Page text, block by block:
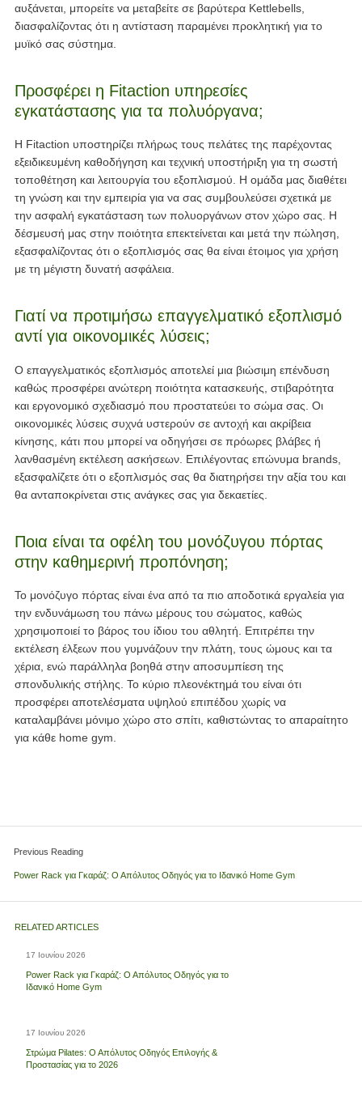
αυξάνεται, μπορείτε να μεταβείτε σε βαρύτερα Kettlebells,
διασφαλίζοντας ότι η αντίσταση παραμένει προκλητική για το
μυϊκό σας σύστημα.
Προσφέρει η Fitaction υπηρεσίες
εγκατάστασης για τα πολυόργανα;
Η Fitaction υποστηρίζει πλήρως τους πελάτες της παρέχοντας
εξειδικευμένη καθοδήγηση και τεχνική υποστήριξη για τη σωστή
τοποθέτηση και λειτουργία του εξοπλισμού. Η ομάδα μας διαθέτει
τη γνώση και την εμπειρία για να σας συμβουλεύσει σχετικά με
την ασφαλή εγκατάσταση των πολυοργάνων στον χώρο σας. Η
δέσμευσή μας στην ποιότητα επεκτείνεται και μετά την πώληση,
εξασφαλίζοντας ότι ο εξοπλισμός σας θα είναι έτοιμος για χρήση
με τη μέγιστη δυνατή ασφάλεια.
Γιατί να προτιμήσω επαγγελματικό εξοπλισμό
αντί για οικονομικές λύσεις;
Ο επαγγελματικός εξοπλισμός αποτελεί μια βιώσιμη επένδυση
καθώς προσφέρει ανώτερη ποιότητα κατασκευής, στιβαρότητα
και εργονομικό σχεδιασμό που προστατεύει το σώμα σας. Οι
οικονομικές λύσεις συχνά υστερούν σε αντοχή και ακρίβεια
κίνησης, κάτι που μπορεί να οδηγήσει σε πρόωρες βλάβες ή
λανθασμένη εκτέλεση ασκήσεων. Επιλέγοντας επώνυμα brands,
εξασφαλίζετε ότι ο εξοπλισμός σας θα διατηρήσει την αξία του και
θα ανταποκρίνεται στις ανάγκες σας για δεκαετίες.
Ποια είναι τα οφέλη του μονόζυγου πόρτας
στην καθημερινή προπόνηση;
Το μονόζυγο πόρτας είναι ένα από τα πιο αποδοτικά εργαλεία για
την ενδυνάμωση του πάνω μέρους του σώματος, καθώς
χρησιμοποιεί το βάρος του ίδιου του αθλητή. Επιτρέπει την
εκτέλεση έλξεων που γυμνάζουν την πλάτη, τους ώμους και τα
χέρια, ενώ παράλληλα βοηθά στην αποσυμπίεση της
σπονδυλικής στήλης. Το κύριο πλεονέκτημά του είναι ότι
προσφέρει αποτελέσματα υψηλού επιπέδου χωρίς να
καταλαμβάνει μόνιμο χώρο στο σπίτι, καθιστώντας το απαραίτητο
για κάθε home gym.
Previous Reading
Power Rack για Γκαράζ: Ο Απόλυτος Οδηγός για το Ιδανικό Home Gym
RELATED ARTICLES
17 Ιουνίου 2026
Power Rack για Γκαράζ: Ο Απόλυτος Οδηγός για το
Ιδανικό Home Gym
17 Ιουνίου 2026
Στρώμα Pilates: Ο Απόλυτος Οδηγός Επιλογής &
Προστασίας για το 2026